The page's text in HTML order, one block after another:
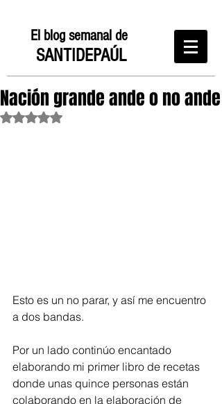
El blog semanal de
SANTIDEPAÚL
Nación grande ande o no ande
Obtuvo NaN de 5 estrellas.
Esto es un no parar, y así me encuentro
a dos bandas.
Por un lado continúo encantado
elaborando mi primer libro de recetas
donde unas quince personas están
colaborando en la elaboración de